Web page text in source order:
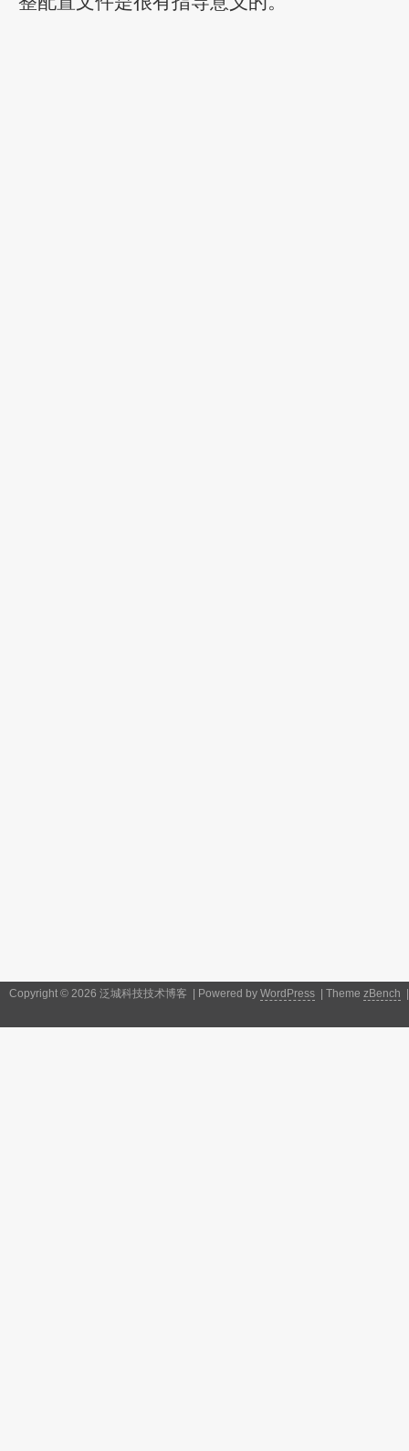
Copyright © 2026 泛城科技技术博客 | Powered by WordPress | Theme zBench